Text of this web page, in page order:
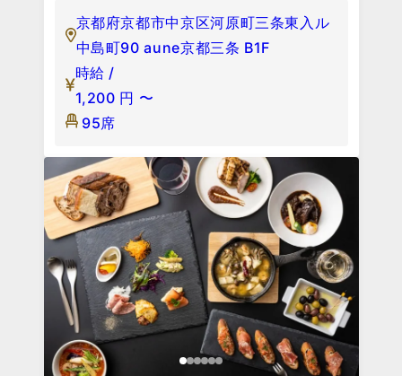
京都府京都市中京区河原町三条東入ル
中島町90 aune京都三条 B1F
時給 /
1,200 円 〜
95席